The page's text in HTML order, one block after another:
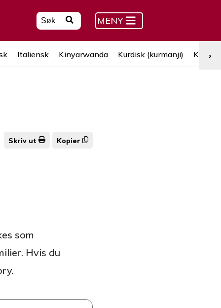
MENY
Italiensk Kinyarwanda Kurdisk (kurmanji) ›
Skriv ut Kopier
som
Hvis du